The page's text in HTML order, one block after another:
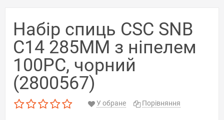
Набір спиць CSC SNB
C14 285MM з ніпелем
100PC, чорний
(2800567)
У обране Порівняння